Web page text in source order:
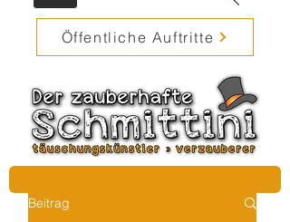
Öffentliche Auftritte
Beitrag